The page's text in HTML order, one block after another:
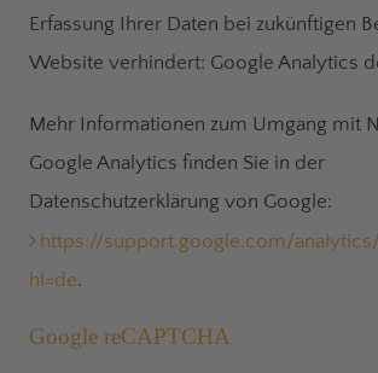
Erfassung Ihrer Daten bei zukünftigen
Website verhindert: Google Analytics
Mehr Informationen zum Umgang mit
Google Analytics finden Sie in der
Datenschutzerklärung von Google:
https://support.google.com/
hl=de.
Google reCAPTCHA